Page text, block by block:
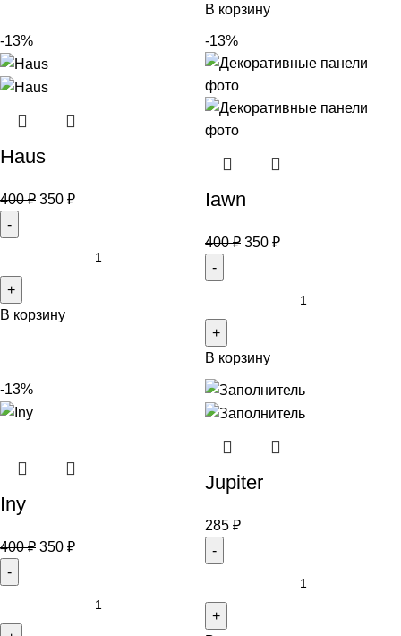
В корзину
-13%
Haus
400₽ 350 ₽
В корзину
-13%
Iawn
400₽ 350 ₽
В корзину
-13%
Iny
400₽ 350 ₽
Jupiter
285 ₽